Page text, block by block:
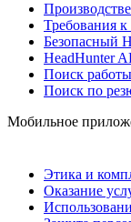
Требования
Безопасный
HeadHunter
Поиск работы
Поиск по
Мобильное
Этика и
Оказание